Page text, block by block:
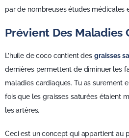
par de nombreuses études médicales
Prévient Des Maladies
L’huile de coco contient des graisses
dernières permettent de diminuer les
maladies cardiaques. Tu as surement
fois que les graisses saturées étaient
les artères.
Ceci est un concept qui appartient au